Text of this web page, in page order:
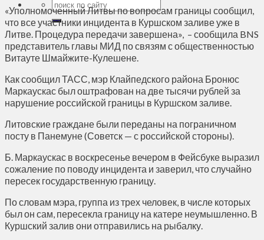
«Уполномоченный Литвы по вопросам границы сообщил,
что все участники инцидента в Куршском заливе уже в
Литве. Процедура передачи завершена», – сообщила BNS
представитель главы МИД по связям с общественностью
Витауте Шмайжите-Кулешене.
Как сообщил ТАСС, мэр Клайпедского района Бронюс
Маркаускас был оштрафован на две тысячи рублей за
нарушение российской границы в Куршском заливе.
Литовские граждане были переданы на пограничном
посту в Панемуне (Советск — с российской стороны).
Б. Маркаускас в воскресенье вечером в Фейсбуке выразил
сожаление по поводу инцидента и заверил, что случайно
пересек государственную границу.
По словам мэра, группа из трех человек, в числе которых
был он сам, пересекла границу на катере неумышленно. В
Куршский залив они отправились на рыбалку.